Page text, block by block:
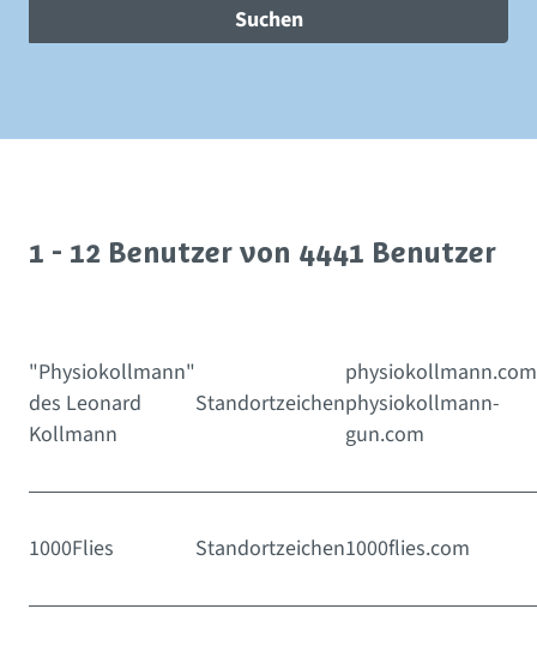
Suchen
1 - 12 Benutzer von 4441 Benutzer
"Physiokollmann"
des Leonard
Kollmann
Standortzeichenphysiokollmann-
gun.com
1000Flies Standortzeichen1000flies.com